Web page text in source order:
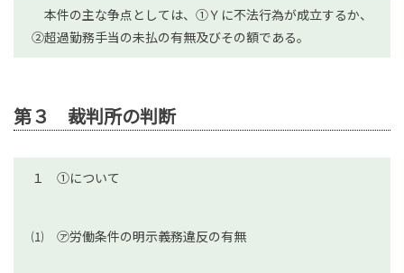
本件の主な争点としては、①Ｙに不法行為が成立するか、
②超過勤務手当の未払の有無及びその額である。
第３ 裁判所の判断
１ ①について
⑴ ㋐労働条件の明示義務違反の有無